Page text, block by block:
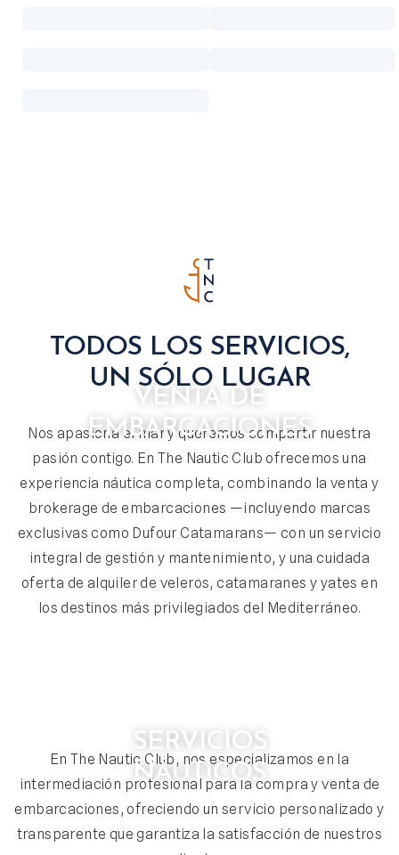
TODOS LOS SERVICIOS,
UN SÓLO LUGAR
Nos apasiona el mar y queremos compartir nuestra
pasión contigo. En The Nautic Club ofrecemos una
experiencia náutica completa, combinando la venta y
brokerage de embarcaciones —incluyendo marcas
exclusivas como Dufour Catamarans— con un servicio
integral de gestión y mantenimiento, y una cuidada
oferta de alquiler de veleros, catamaranes y yates en
los destinos más privilegiados del Mediterráneo.
VENTA DE
EMBARCACIONES
En The Nautic Club, nos especializamos en la
intermediación profesional para la compra y venta de
embarcaciones, ofreciendo un servicio personalizado y
transparente que garantiza la satisfacción de nuestros
SERVICIOS
NÁUTICOS